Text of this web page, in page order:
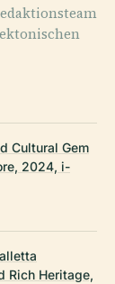
Cultural Gem
2024, i-
Rich Heritage,